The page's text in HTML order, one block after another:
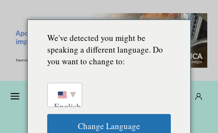
We've detected you might be
speaking a different language. Do
you want to change to:
English
Change Language